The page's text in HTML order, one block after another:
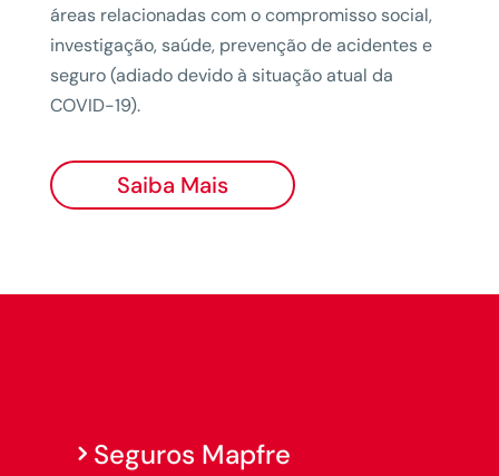
áreas relacionadas com o compromisso social,
investigação, saúde, prevenção de acidentes e
seguro (adiado devido à situação atual da
COVID-19).
Saiba Mais
Seguros Mapfre